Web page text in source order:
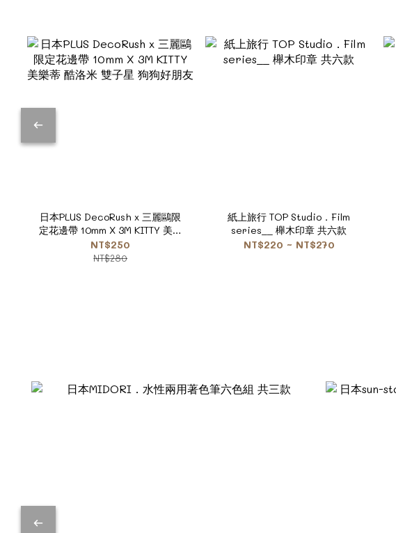
日本PLUS DecoRush x 三麗鷗限
定花邊帶 10mm X 3M KITTY 美樂
蒂 酷洛米 雙子星 狗狗好朋友
NT$250
NT$280
紙上旅行 TOP Studio．Film
series__ 櫸木印章 共六款
NT$220 ~ NT$270